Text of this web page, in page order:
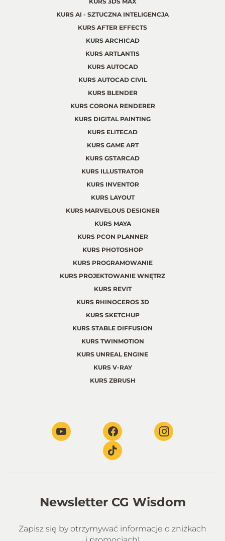
KURS AI - SZTUCZNA INTELIGENCJA
KURS AFTER EFFECTS
KURS ARCHICAD
KURS ARTLANTIS
KURS AUTOCAD
KURS AUTOCAD CIVIL
KURS BLENDER
KURS CORONA RENDERER
KURS DIGITAL PAINTING
KURS ELITECAD
KURS GAME ART
KURS GSTARCAD
KURS ILLUSTRATOR
KURS INVENTOR
KURS LAYOUT
KURS MARVELOUS DESIGNER
KURS MAYA
KURS PCON PLANNER
KURS PHOTOSHOP
KURS PROGRAMOWANIE
KURS PROJEKTOWANIE WNĘTRZ
KURS REVIT
KURS RHINOCEROS 3D
KURS SKETCHUP
KURS STABLE DIFFUSION
KURS TWINMOTION
KURS UNREAL ENGINE
KURS V-RAY
KURS ZBRUSH
Newsletter CG Wisdom
Zapisz się by otrzymywać informacje o zniżkach